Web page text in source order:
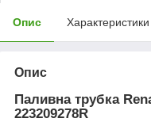
Опис Характеристики
Опис
Паливна трубка
223209278R